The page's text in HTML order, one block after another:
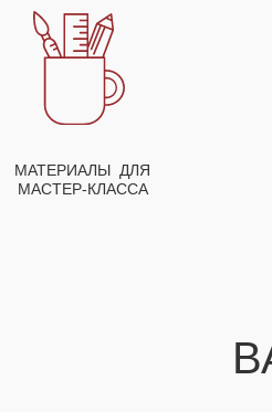
МАТЕРИАЛЫ ДЛЯ
МАСТЕР-КЛАССА